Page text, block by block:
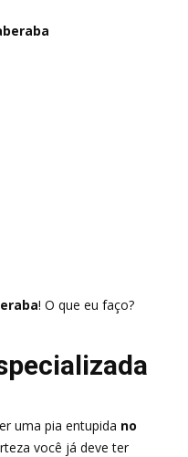
! O que eu faço?
uma pia entupida no
você já deve ter